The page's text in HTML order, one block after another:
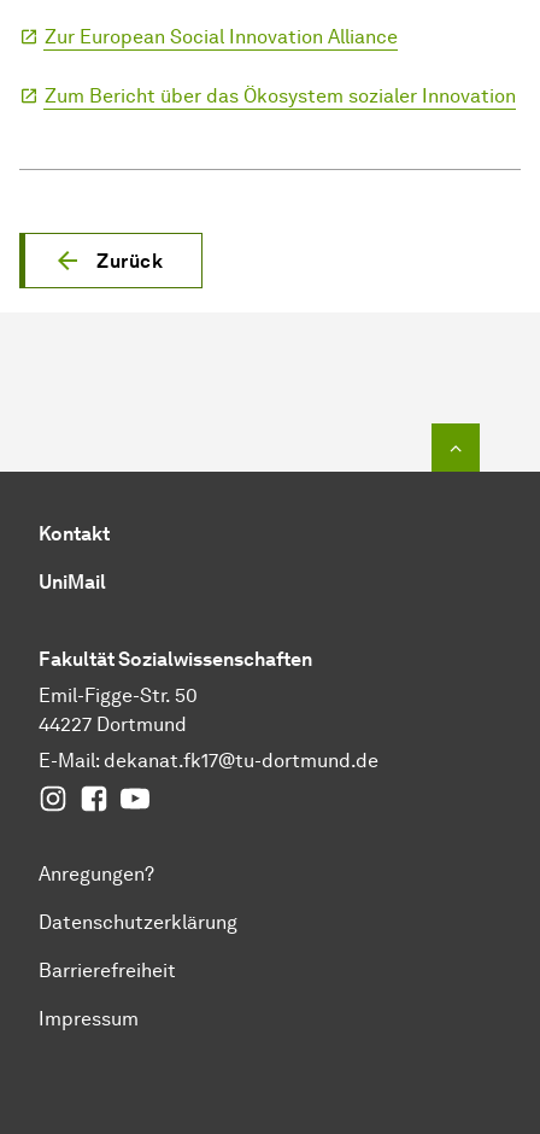
Zur European Social Innovation Alliance
Zum Bericht über das Ökosystem sozialer Innovation
Zurück
Kontakt
UniMail
FakultätSozial­wissen­schaften
Emil-Figge-Str. 50
44227 Dortmund
E-Mail: dekanat.fk17@tu-dortmund.de
InstagramFacebook
YouTube
Anregungen?
Datenschutzerklärung
Barrierefreiheit
Impressum